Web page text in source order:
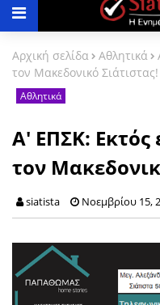
Αρχική σελίδα Αθλητικά
τον Μακεδονικό Σιάτιστας!
Αθλητικά
Α' ΕΠΣΚ: Εκτός
τον
siatista Νοεμβρίου 15,